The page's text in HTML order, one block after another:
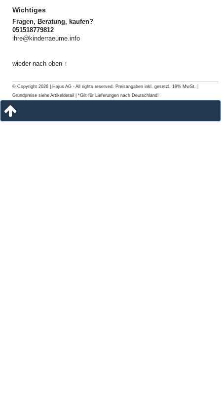
Wichtiges
Fragen, Beratung, kaufen?
051518779812
ihre@kinderraeume.info
wieder nach oben ↑
© Copyright 2026 | Hajus AG - All rights reserved. Preisangaben inkl. gesetzl. 19% MwSt. |
Grundpreise siehe Artikeldetail | *Gilt für Lieferungen nach Deutschland!